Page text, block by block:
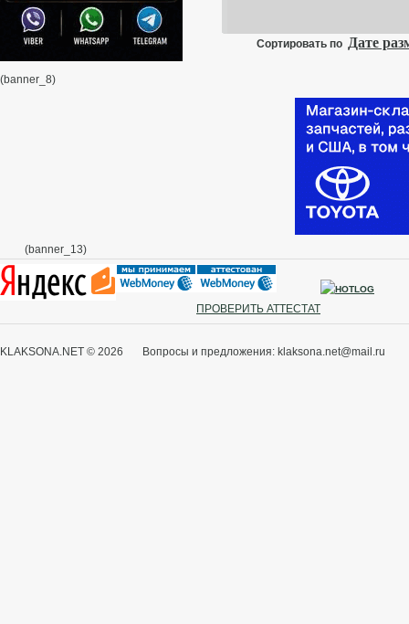
(banner_8)
Сортировать по Дате
(banner_13)
ПРОВЕРИТЬ АТТЕСТАТ
KLAKSONA.NET © 2026 Вопросы и предложения: klaksona.net@mail.ru